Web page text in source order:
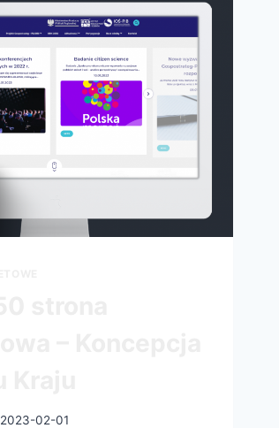
2023-02-01